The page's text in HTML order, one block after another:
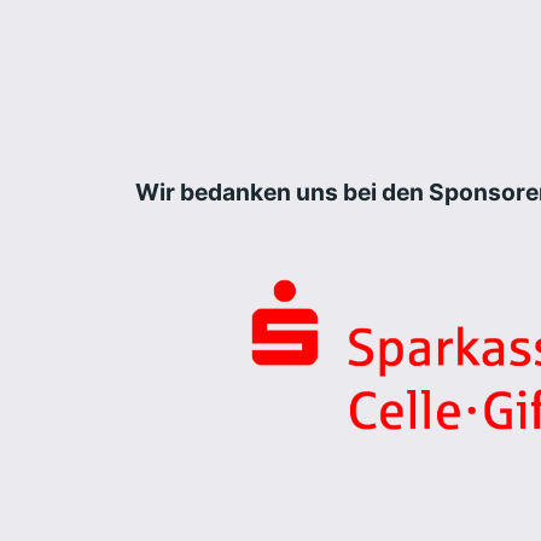
Wir bedanken uns bei den